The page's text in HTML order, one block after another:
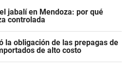
jabalí en Mendoza: por qué
controlada
la obligación de las prepagas de
de alto costo